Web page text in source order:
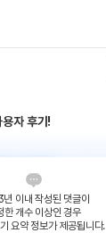
자 후기!
년 이내 작성된 댓글이
한 개수 이상인 경우
요약 정보가 제공됩니다.